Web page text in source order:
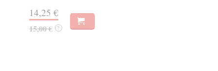
14,25 €
15,00 € ?